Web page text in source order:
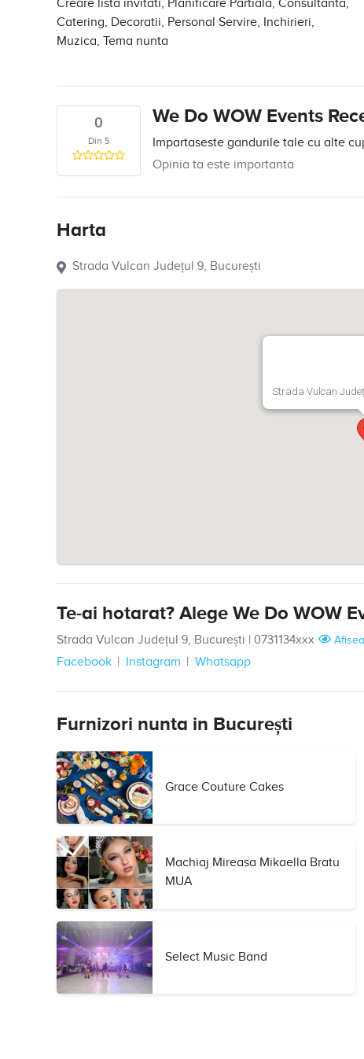
Creare lista invitati, Planificare Partiala, Consultanta,
Catering, Decoratii, Personal Servire, Inchirieri,
Muzica, Tema nunta
0
Din 5
We Do WOW Events
Impartaseste gandurile tale cu alte
Opinia ta este importanta
Harta
Strada Vulcan Județul 9, București
Strada Vulcan
Te-ai hotarat? Alege We Do WOW
Strada Vulcan Județul 9, București | 0731134xxx
Facebook Instagram Whatsapp
Furnizori nunta in București
Grace Couture Cakes
Machiaj Mireasa Mikaella Bratu
MUA
Select Music Band